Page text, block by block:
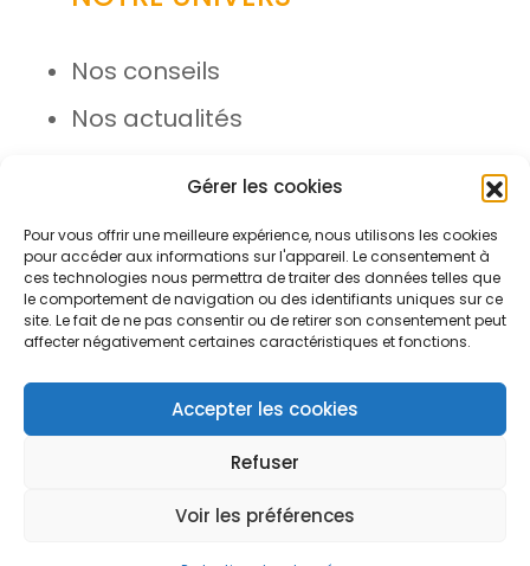
Gérer les cookies
Pour vous offrir une meilleure expérience, nous utilisons les cookies
pour accéder aux informations sur l'appareil. Le consentement à
ces technologies nous permettra de traiter des données telles que
le comportement de navigation ou des identifiants uniques sur ce
site. Le fait de ne pas consentir ou de retirer son consentement peut
affecter négativement certaines caractéristiques et fonctions.
Accepter les cookies
Refuser
Voir les préférences
Open toolbar
Nos conseils
Nos actualités
© Azergo 2026 - Tous droits
réservés
Mentions légales